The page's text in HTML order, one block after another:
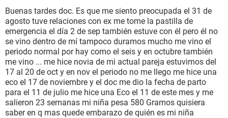
BIENESTAR
SEXUALIDAD
GLOSARIO
Buenas tardes doc. Es que me siento preocupada el 31 de
agosto tuve relaciones con ex me tome la pastilla de
emergencia el día 2 de sep también estuve con él pero él no
se vino dentro de mí tampoco duramos mucho me vino el
periodo normal por hay como el seis y en octubre también
me vino ... me hice novia de mi actual pareja estuvimos del
17 al 20 de oct y en nov el periodo no me llego me hice una
eco el 17 de noviembre y el doc me dio la fecha de parto
para el 11 de julio me hice una Eco el 11 de este mes y me
salieron 23 semanas mi niña pesa 580 Gramos quisiera
saber en q mas quede embarazo de quién es mi niña